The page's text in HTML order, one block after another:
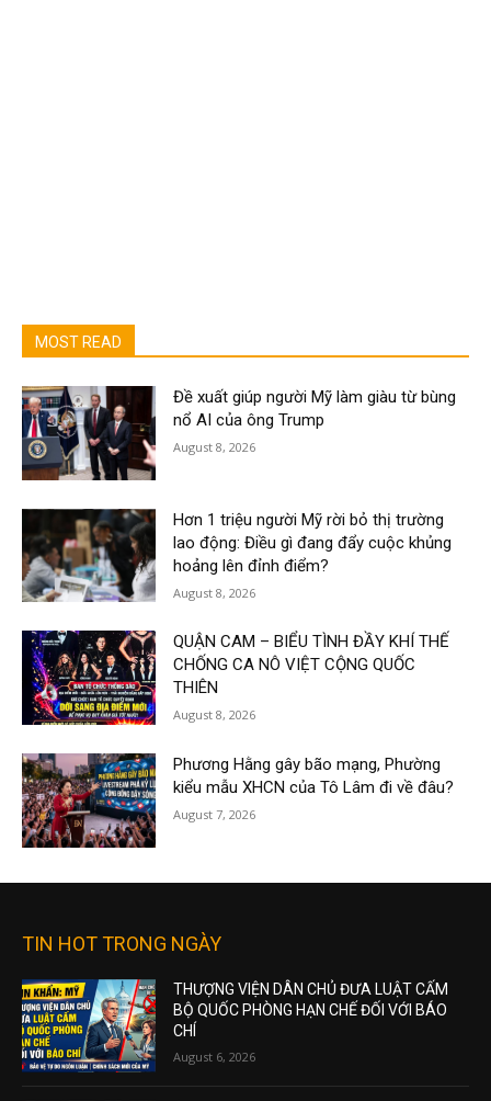
MOST READ
Đề xuất giúp người Mỹ làm giàu từ bùng
nổ AI của ông Trump
August 8, 2026
Hơn 1 triệu người Mỹ rời bỏ thị trường
lao động: Điều gì đang đẩy cuộc khủng
hoảng lên đỉnh điểm?
August 8, 2026
QUẬN CAM – BIỂU TÌNH ĐẦY KHÍ THẾ
CHỐNG CA NÔ VIỆT CỘNG QUỐC
THIÊN
August 8, 2026
Phương Hằng gây bão mạng, Phường
kiểu mẫu XHCN của Tô Lâm đi về đâu?
August 7, 2026
TIN HOT TRONG NGÀY
THƯỢNG VIỆN DÂN CHỦ ĐƯA LUẬT CẤM
BỘ QUỐC PHÒNG HẠN CHẾ ĐỐI VỚI BÁO
CHÍ
August 6, 2026